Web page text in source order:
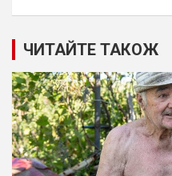
ЧИТАЙТЕ ТАКОЖ